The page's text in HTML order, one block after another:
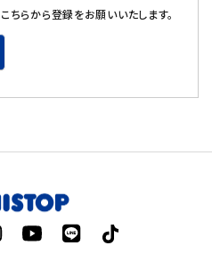
らから登録をお願いいたします。